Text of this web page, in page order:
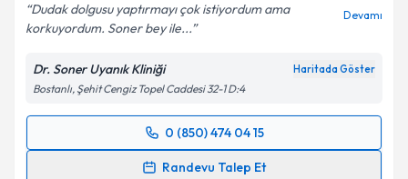
Kişisel verilerimin işlenmesine ilişkin
kapsamda işlenmesini kabul ediyorum.
Takvim Talebini Gönder
Dudak dolgusu yaptırmayı çok istiyordum ama
korkuyordum. Soner bey ile...
Devamı
Dr. Soner Uyanık Kliniği Haritada Göster
Bostanlı, Şehit Cengiz Topel Caddesi 32-1 D:4
0 (850) 474 04 15
Randevu Talep Et
Randevu Takvimi Talebi